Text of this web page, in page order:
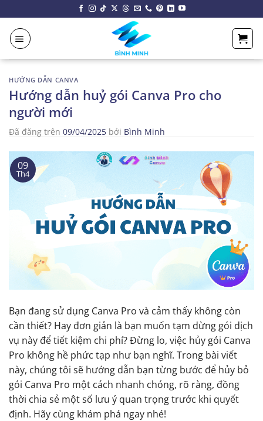
đến
nội
dung
HƯỚNG DẪN CANVA
Hướng dẫn huỷ gói Canva Pro cho
người mới
Đã đăng trên 09/04/2025 bởi Bình Minh
09
Th4
Bạn đang sử dụng Canva Pro và cảm thấy không còn
cần thiết? Hay đơn giản là bạn muốn tạm dừng gói dịch
vụ này để tiết kiệm chi phí? Đừng lo, việc hủy gói Canva
Pro không hề phức tạp như bạn nghĩ. Trong bài viết
này, chúng tôi sẽ hướng dẫn bạn từng bước để hủy bỏ
gói Canva Pro một cách nhanh chóng, rõ ràng, đồng
thời chia sẻ một số lưu ý quan trọng trước khi quyết
định. Hãy cùng khám phá ngay nhé!